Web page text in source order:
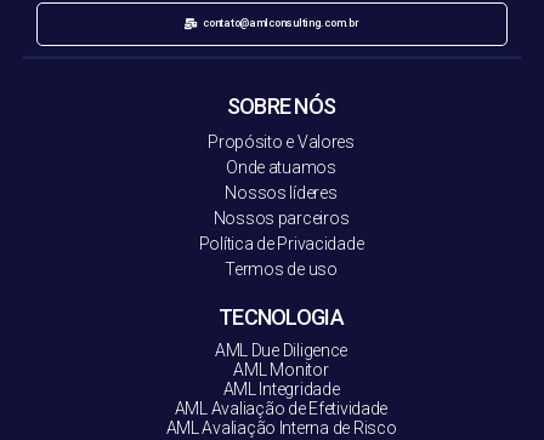
contato@amlconsulting.com.br
SOBRE NÓS
Propósito e Valores
Onde atuamos
Nossos líderes
Nossos parceiros
Política de Privacidade
Termos de uso
TECNOLOGIA
AML Due Diligence
AML Monitor
AML Integridade
AML Avaliação de Efetividade
AML Avaliação Interna de Risco